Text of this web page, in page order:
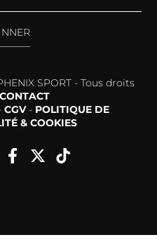
SPORT - Tous droits
CONTACT
CGV- POLITIQUE DE
& COOKIES